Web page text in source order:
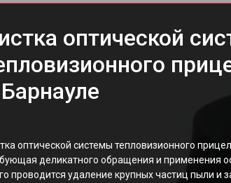
оптической
оптической системы тепловизионного
деликатного обращения и применения
проводится удаление крупных частиц пыли и